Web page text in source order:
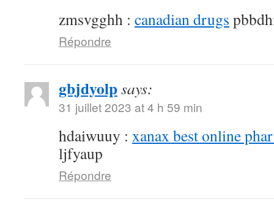
zmsvgghh : canadian drugs
Répondre
gbjdyolpsays:
31 juillet 2023 at 4 h 59 min
hdaiwuuy : xanax best online
ljfyaup
Répondre